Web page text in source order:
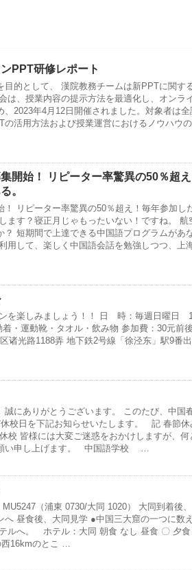
PPT研修レポート
目的として、 漢院教務チームは新PPTに関す
は、授業内容の提示方法を最適化し、オンラ
、2023年4月12日開催されました。対象者は全
の活用方法および授業運営におけるノウハウ
開始！ リピーター率驚異の50％超
。
！ リピーター率驚異の50％超え！毎年参加し
ます？寝正月じゃもったいない！ですね。 航
？ 短期間で上達できる中国語プログラムがあ
用して、楽しく中国語会話を勉強しつつ、上
を楽しみましょう！！ 日 時：毎週日曜日
着・運動靴・タオル・飲み物 参加費：30元前
诸光路1188弄 地下鉄2号線「徐泾东」駅9番
誠にありがとうございます。 このたび、中国
校日を下記お知らせいたします。 記 春節休
校 皆様には大変ご迷惑をおかけしますが、何
い申し上げます。 中国語学校 …
（浦東 0730/大同 1020） 大同到着後
へ 昼食後、大同見学 ●中国三大窟の一つに数
ルへ。 ホテル：大同 朝食 なし 昼食 〇 夕
西16kmのとこ …